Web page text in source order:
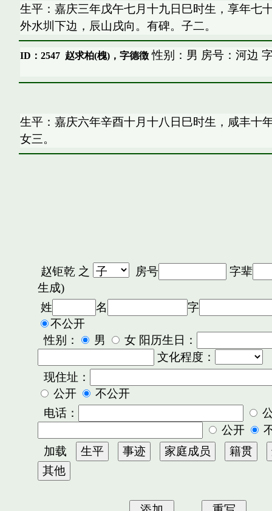
生平：嘉庆三年戊午七月十九日巳时生，享年七
外水圳下边，辰山戌向。有碑。子二。
ID：2547 赵求柏(槐)，字德徴性别：男 房号：河边
生平：嘉庆六年辛酉十月十八日巳时生，咸丰十
女三。
赵钜乾 之 房号
字辈
生成)
姓
名
字
不公开
性别：
男
女 阳历生日：
文化程度：
现住址：
公开
不公开
电话：
公开
加载